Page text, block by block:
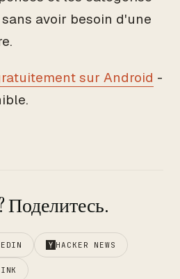
avoir besoin d'une
sur Android -
Поделитесь.
HACKER NEWS